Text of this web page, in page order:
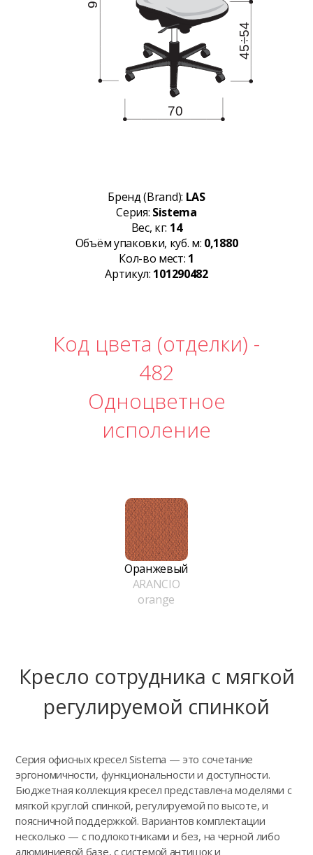
Бренд (Brand): LAS
Серия: Sistema
Вес, кг: 14
Объём упаковки, куб. м: 0,1880
Кол-во мест: 1
Артикул: 101290482
Код цвета (отделки) -
482
Одноцветное
исполение
Оранжевый
ARANCIO
orange
Кресло сотрудника с мягкой
регулируемой спинкой
Серия офисных кресел Sistema — это сочетание
эргономичности, функциональности и доступности.
Бюджетная коллекция кресел представлена моделями с
мягкой круглой спинкой, регулируемой по высоте, и
поясничной поддержкой. Вариантов комплектации
несколько — с подлокотниками и без, на черной либо
алюминиевой базе, с системой антишок и